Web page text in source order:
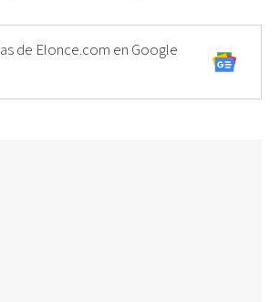
de Elonce.com en Google